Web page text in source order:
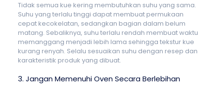
Tidak semua kue kering membutuhkan suhu yang sama.
Suhu yang terlalu tinggi dapat membuat permukaan
cepat kecokelatan, sedangkan bagian dalam belum
matang. Sebaliknya, suhu terlalu rendah membuat waktu
memanggang menjadi lebih lama sehingga tekstur kue
kurang renyah. Selalu sesuaikan suhu dengan resep dan
karakteristik produk yang dibuat.
3. Jangan Memenuhi Oven Secara Berlebihan